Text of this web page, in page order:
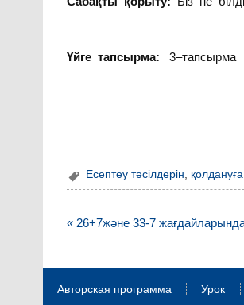
Үйге тапсырма: 3–тапсырма
Есептеу тәсілдерін, қолдануға
Навигация
« 26+7және 33-7
Авторская программа Урок